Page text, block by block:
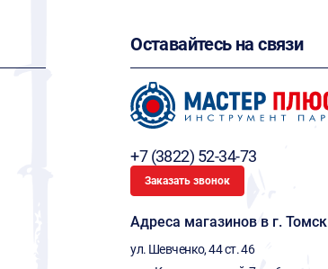
Оставайтесь на связи
+7 (3822) 52-34-73
Заказать звонок
Адреса магазинов в г. Томск
ул. Шевченко, 44 ст. 46